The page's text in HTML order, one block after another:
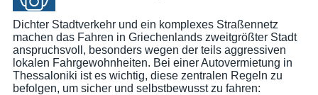
Dichter Stadtverkehr und ein komplexes Straßennetz
machen das Fahren in Griechenlands zweitgrößter Stadt
anspruchsvoll, besonders wegen der teils aggressiven
lokalen Fahrgewohnheiten. Bei einer Autovermietung in
Thessaloniki ist es wichtig, diese zentralen Regeln zu
befolgen, um sicher und selbstbewusst zu fahren: